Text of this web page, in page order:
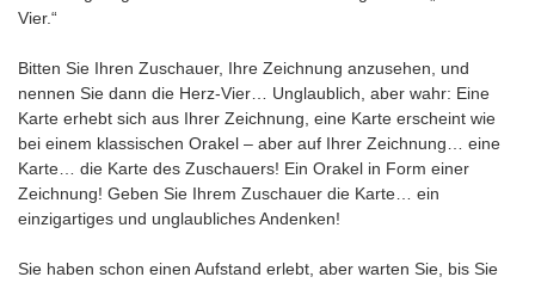
Vier.“
Bitten Sie Ihren Zuschauer, Ihre Zeichnung anzusehen, und
nennen Sie dann die Herz-Vier… Unglaublich, aber wahr: Eine
Karte erhebt sich aus Ihrer Zeichnung, eine Karte erscheint wie
bei einem klassischen Orakel – aber auf Ihrer Zeichnung… eine
Karte… die Karte des Zuschauers! Ein Orakel in Form einer
Zeichnung! Geben Sie Ihrem Zuschauer die Karte… ein
einzigartiges und unglaubliches Andenken!
Sie haben schon einen Aufstand erlebt, aber warten Sie, bis Sie